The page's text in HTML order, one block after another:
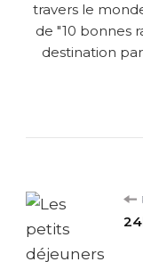
travers le
de "10 bonnes
destination
P
o